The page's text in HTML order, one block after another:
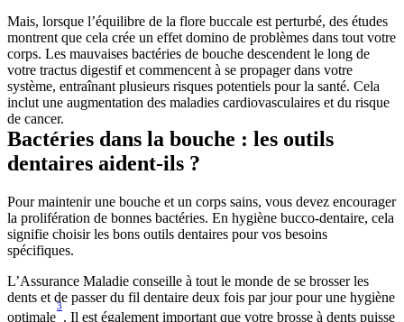
Mais, lorsque l’équilibre de la flore buccale est perturbé, des études
montrent que cela crée un effet domino de problèmes dans tout votre
corps. Les mauvaises bactéries de bouche descendent le long de
votre tractus digestif et commencent à se propager dans votre
système, entraînant plusieurs risques potentiels pour la santé. Cela
inclut une augmentation des maladies cardiovasculaires et du risque
de cancer.
Bactéries dans la bouche : les outils
dentaires aident-ils ?
Pour maintenir une bouche et un corps sains, vous devez encourager
la prolifération de bonnes bactéries. En hygiène bucco-dentaire, cela
signifie choisir les bons outils dentaires pour vos besoins
spécifiques.
L’Assurance Maladie conseille à tout le monde de se brosser les
dents et de passer du fil dentaire deux fois par jour pour une hygiène
optimale
3
. Il est également important que votre brosse à dents puisse